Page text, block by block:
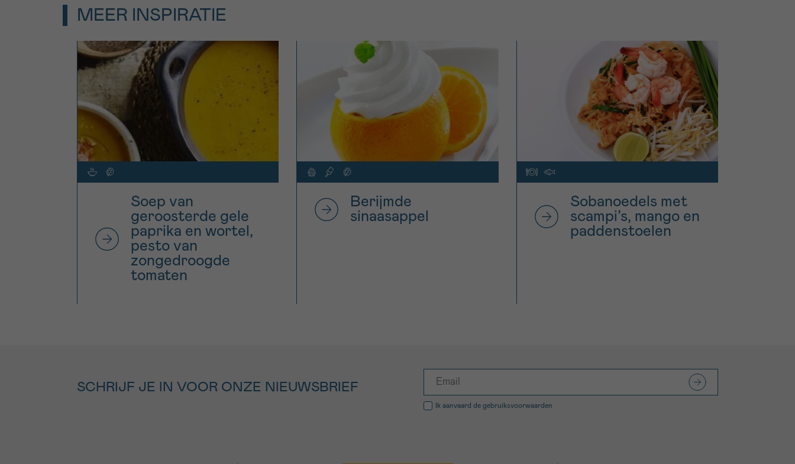
MEER INSPIRATIE
Soep van
geroosterde gele
paprika en wortel,
pesto van
zongedroogde
tomaten
Berijmde
sinaasappel
Sobanoedels met
scampi’s, mango en
paddenstoelen
SCHRIJF JE IN VOOR ONZE NIEUWSBRIEF
Ik aanvaard de gebruiksvoorwaarden